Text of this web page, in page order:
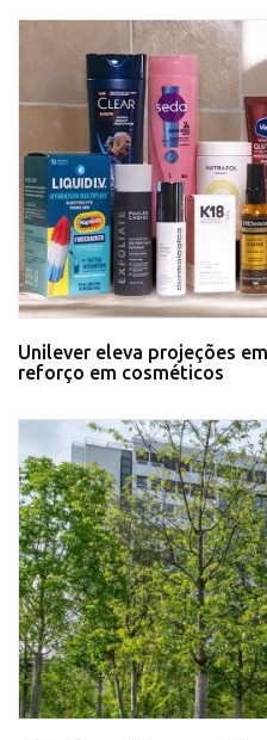
Unilever eleva projeções
reforço em cosméticos